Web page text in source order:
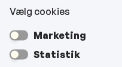
Kultur- &
Hjemmeplejen og
Vælg cookies
Marketing
Statistik